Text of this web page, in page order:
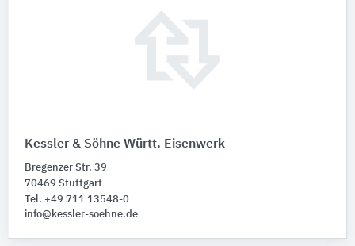
Kessler & Söhne Württ. Eisenwerk
Bregenzer Str. 39
70469 Stuttgart
Tel. +49 711 13548-0
info@kessler-soehne.de